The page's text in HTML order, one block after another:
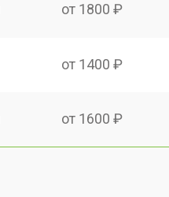
от 1800 ₽
от 1400 ₽
от 1600 ₽